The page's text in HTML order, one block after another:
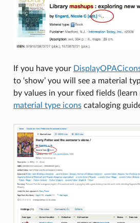
If you have your
to ‘show’ you will see a material
by values in your fixed fields
material type iconscataloging